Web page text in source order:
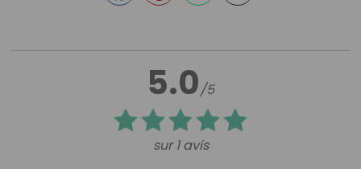
5.0/5
sur 1 avis